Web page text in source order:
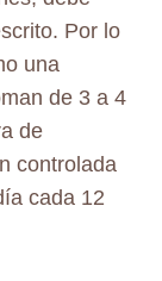
Por lo
una
de 3 a 4
de
controlada
cada 12